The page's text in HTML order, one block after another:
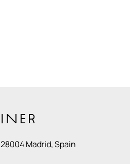
Madrid, Spain